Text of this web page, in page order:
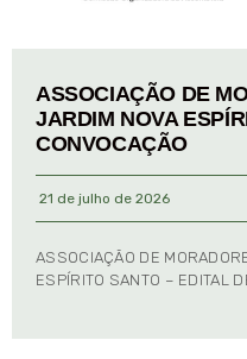
ASSOCIAÇÃO DE
JARDIM NOVA
CONVOCAÇÃO
21 de julho de 2026
ASSOCIAÇÃO DE
ESPÍRITO SANTO – EDITAL